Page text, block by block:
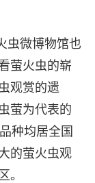
虫微博物馆也
萤火虫的崭
观赏的遗
萤为代表的
种均居全国
的萤火虫观
。